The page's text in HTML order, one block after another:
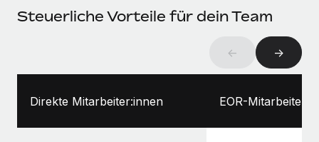
Steuerliche Vorteile für dein Team
← →
Direkte Mitarbeiter:innen EOR-